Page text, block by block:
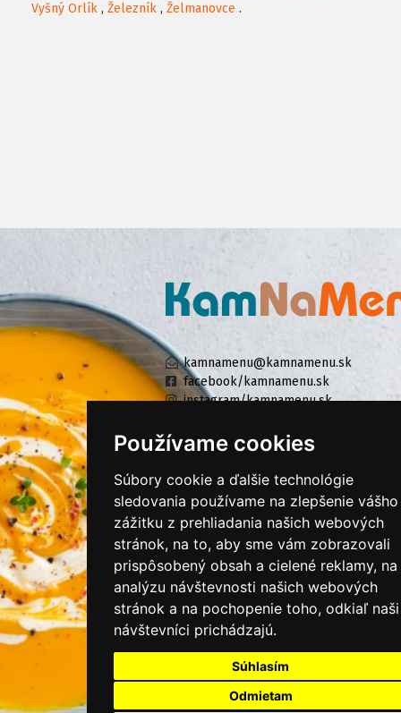
Používame cookies
Súbory cookie a ďalšie technológie
sledovania používame na zlepšenie vášho
zážitku z prehliadania našich webových
stránok, na to, aby sme vám zobrazovali
prispôsobený obsah a cielené reklamy, na
analýzu návštevnosti našich webových
stránok a na pochopenie toho, odkiaľ naši
návštevníci prichádzajú.
Súhlasím
Odmietam
Vyšný Orlík , Železník , Želmanovce .
kamnamenu@kamnamenu.sk
facebook/kamnamenu.sk
instagram/kamnamenu.sk
PRIHLÁSIŤ SA DO ZÁKAZNÍCKEJ ZÓNY
Všeobecné obchodné podmienky
Ochrana osobných údajov
Cookies
Moje KamNaMenu
Pridať reštauráciu